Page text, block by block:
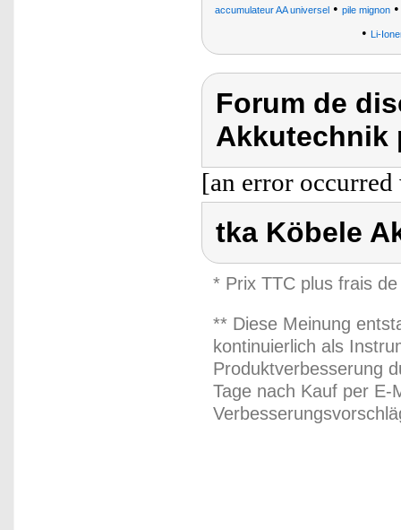
accumulateur AA universel • pile mignon
• Li-
Forum de
Akkutechnik
[an error
tka Köbele
* Prix TTC plus frais
** Diese Meinung
kontinuierlich als
Produktverbesserung
Tage nach Kauf per E-